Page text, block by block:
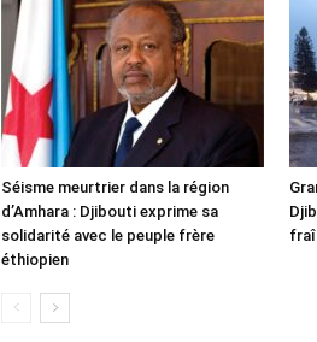
Séisme meurtrier dans la région
d’Amhara : Djibouti exprime sa
solidarité avec le peuple frère
éthiopien